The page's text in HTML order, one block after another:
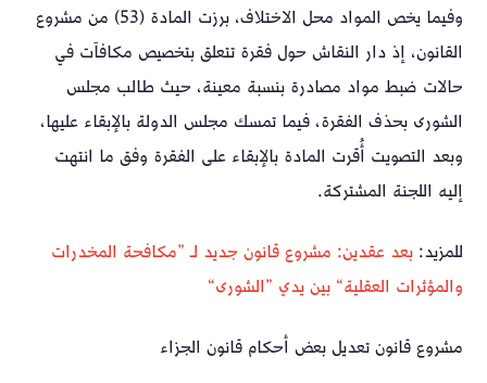
وفيما يخص المواد محل الاختلاف، برزت المادة (53) من مشروع
القانون، إذ دار النقاش حول فقرة تتعلق بتخصيص مكافآت في
حالات ضبط مواد مصادرة بنسبة معينة، حيث طالب مجلس
الشورى بحذف الفقرة، فيما تمسك مجلس الدولة بالإبقاء عليها،
وبعد التصويت أُقرت المادة بالإبقاء على الفقرة وفق ما انتهت
إليه اللجنة المشتركة.
للمزيد: بعد عقدين: مشروع قانون جديد لـ ”مكافحة المخدرات
والمؤثرات العقلية“ بين يدي ”الشورى“
مشروع قانون تعديل بعض أحكام قانون الجزاء